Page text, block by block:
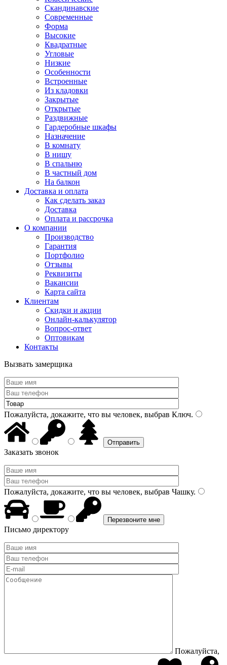
Скандинавские
Современные
Форма
Высокие
Квадратные
Угловые
Низкие
Особенности
Встроенные
Из кладовки
Закрытые
Открытые
Раздвижные
Гардеробные шкафы
Назначение
В комнату
В нишу
В спальню
В частный дом
На балкон
Доставка и оплата
Как сделать заказ
Доставка
Оплата и рассрочка
О компании
Производство
Гарантия
Портфолио
Отзывы
Реквизиты
Вакансии
Карта сайта
Клиентам
Скидки и акции
Онлайн-калькулятор
Вопрос-ответ
Оптовикам
Контакты
Вызвать замерщика
Пожалуйста, докажите, что вы человек, выбрав Ключ.
Заказать звонок
Пожалуйста, докажите, что вы человек, выбрав Чашку.
Письмо директору
Пожалуйста,